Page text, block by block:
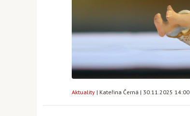
Aktuality | Kateřina Černá | 30.11.2025 14:00